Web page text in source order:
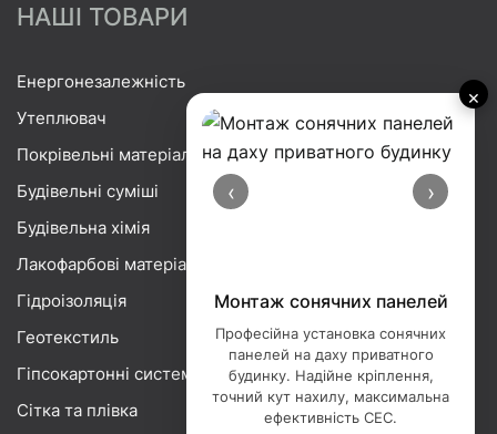
×
‹ ›
Монтаж сонячних панелей
Професійна установка сонячних
панелей на даху приватного
будинку. Надійне кріплення,
точний кут нахилу, максимальна
ефективність СЕС.
НАШІ ТОВАРИ
Енергонезалежність
Утеплювач
Покрівельні матеріали
Будівельні суміші
Будівельна хімія
Лакофарбові матеріали
Гідроізоляція
Геотекстиль
Гіпсокартонні системи
Сітка та плівка